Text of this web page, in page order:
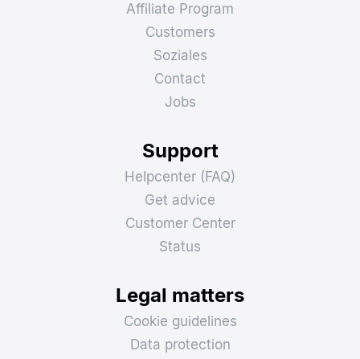
Affiliate Program
Customers
Soziales
Contact
Jobs
Support
Helpcenter (FAQ)
Get advice
Customer Center
Status
Legal matters
Cookie guidelines
Data protection